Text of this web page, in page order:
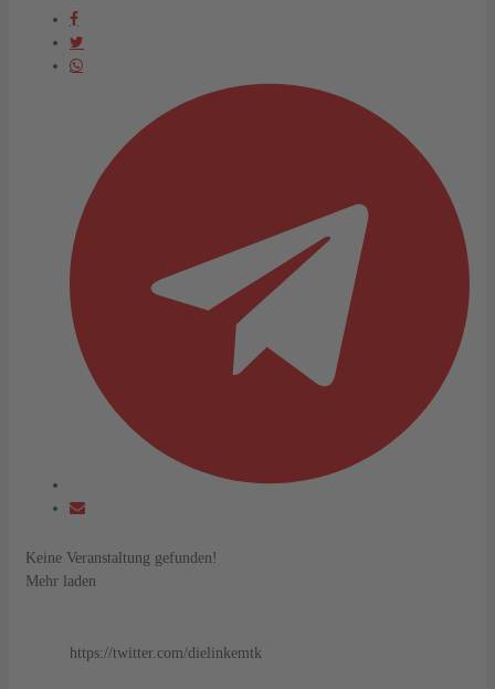
Keine Veranstaltung gefunden!
Mehr laden
https://twitter.com/dielinkemtk